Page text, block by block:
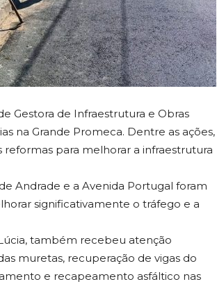
Gestora de Infraestrutura e Obras
na Grande Promeca. Dentre as ações,
para melhorar a infraestrutura
Andrade e a Avenida Portugal foram
significativamente o tráfego e a
também recebeu atenção
muretas, recuperação de vigas do
e recapeamento asfáltico nas